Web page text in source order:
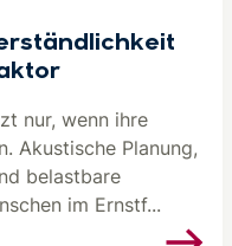
nur, wenn ihre
Akustische Planung,
belastbare
im Ernstf...